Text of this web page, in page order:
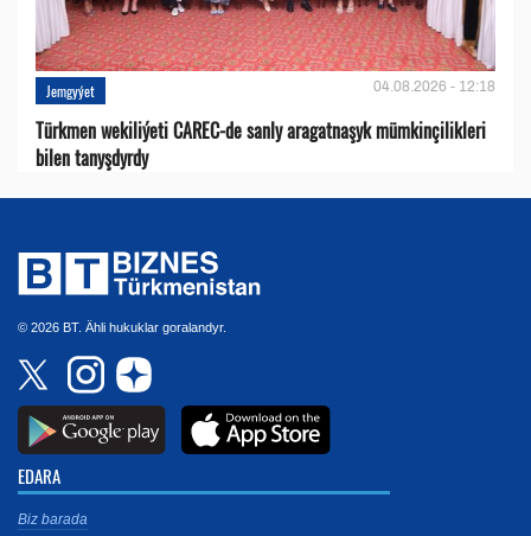
Jemgyýet 04.08.2026 - 12:18
Türkmen wekiliýeti CAREC-de sanly aragatnaşyk mümkinçilikleri
bilen tanyşdyrdy
© 2026 BT. Ähli hukuklar goralandyr.
EDARA
Biz barada